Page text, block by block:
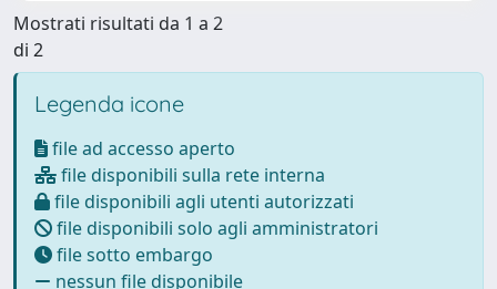
Mostrati risultati da 1 a 2
di 2
Legenda icone
file ad accesso aperto
file disponibili sulla rete interna
file disponibili agli utenti autorizzati
file disponibili solo agli amministratori
file sotto embargo
nessun file disponibile